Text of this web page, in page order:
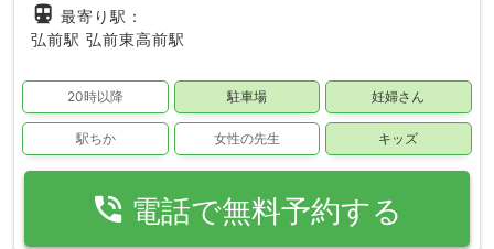
directions_subway 最寄り駅：
弘前駅 弘前東高前駅
20時以降 駐車場 妊婦さん
駅ちか 女性の先生 キッズ
phone_in_talk 電話で無料予約する